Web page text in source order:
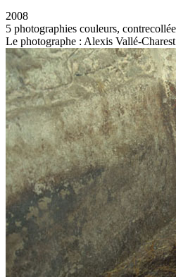
2008
5 photographies couleurs,
Le photographe : Alexis Vallé-